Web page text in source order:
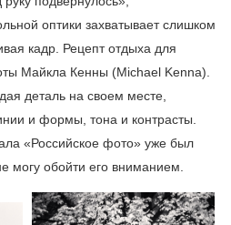
оптики захватывает слишком
кадр. Рецепт отдыха для
Майкла Кенны (Michael Kenna).
деталь на своем месте,
и формы, тона и контрасты.
«Российское фото» уже был
могу обойти его вниманием.